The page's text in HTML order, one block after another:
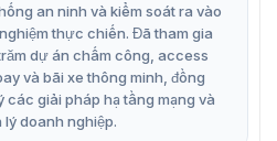
cống nước và chống bụi bẩn.
hoặc ngoài tròi mà không
thái đống mở rõ ràng.
an ninh và kiểm soát ra vào
thực chiến. Đã tham gia
dự án chấm công, access
và bãi xe thông minh, đồng
các giải pháp hạ tầng mạng và
doanh nghiệp.